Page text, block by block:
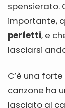
spensierato.
importante,
perfetti, e
lasciarsi
C’è una
canzone ha
lasciato al